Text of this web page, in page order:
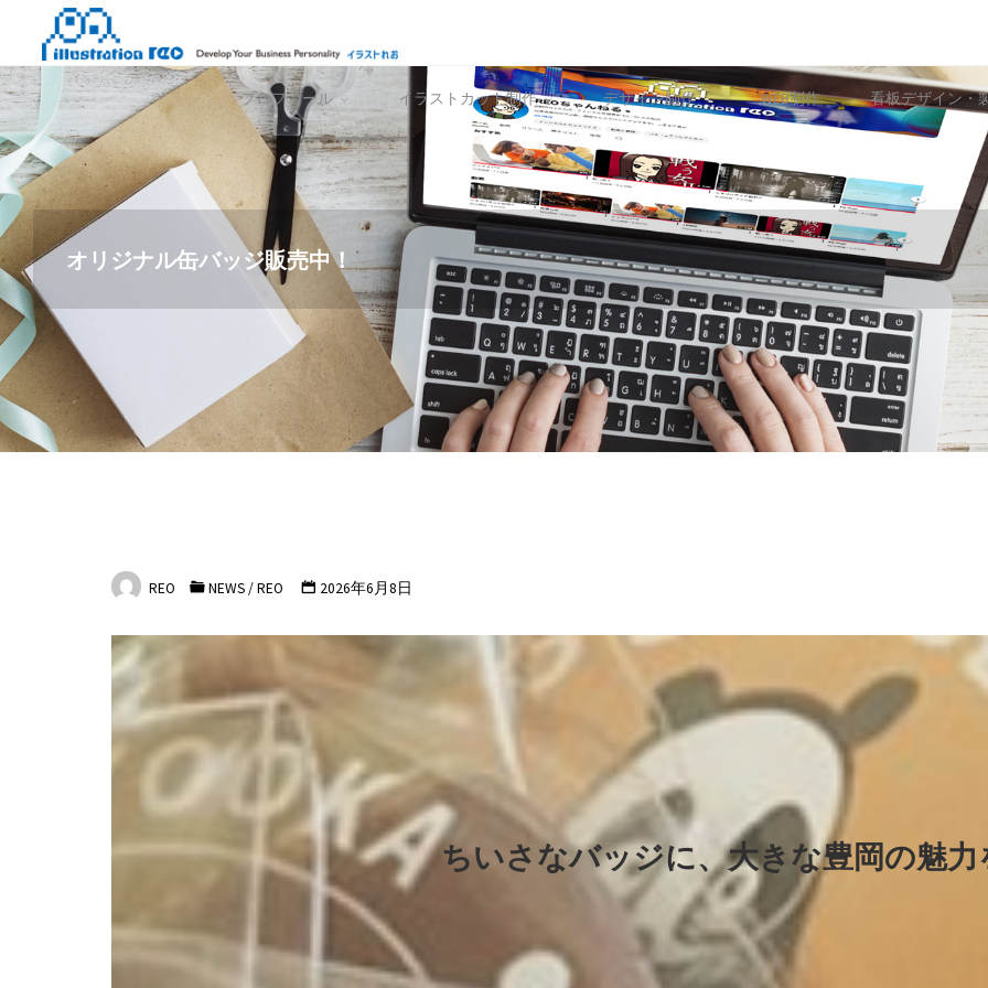
テ
ン
ツ
へ
ス
キ
ッ
プ
ス
ト
れ
お
プロフィール イラストカット制作 デザイン制作 WEB制作 看板デザイン・
オリジナル缶バッジ販売中！
REO NEWS/REO 2026年6月8日
ちいさなバッジに、大きな豊岡の魅力